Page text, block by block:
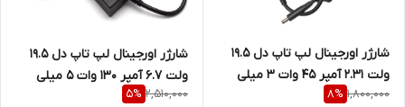
شارژر اورجینال لپ تاپ دل 19.5
ولت 2.31 آمپر 45 وات ۳ میلی
متر در ۴.۵ میلی متر
1,800,000
8%
شارژر اورجینال لپ تاپ دل 19.5
ولت 6.7 آمپر 130 وات ۵ میلی
متر در ۷.۴ میلی متر
2,510,000
5%